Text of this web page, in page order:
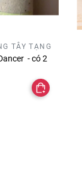
TÂY TẠNG
- có 2